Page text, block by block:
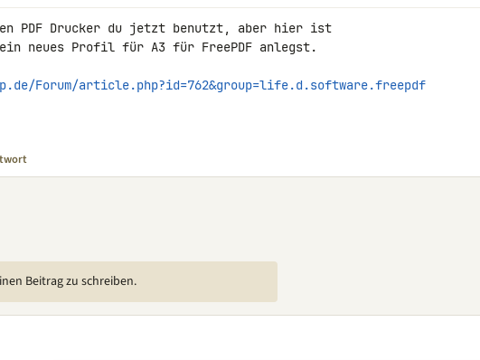
PDF Drucker du jetzt benutzt, aber hier ist
neues Profil für A3 für FreePDF anlegst.
Forum/article.php?id=762&group=life.d.software.freepdf
Beitrag zu schreiben.